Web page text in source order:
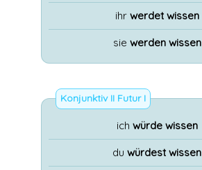
ihr werdet wissen
sie werden wissen
Konjunktiv II Futur I
ich würde wissen
duwürdest wissen